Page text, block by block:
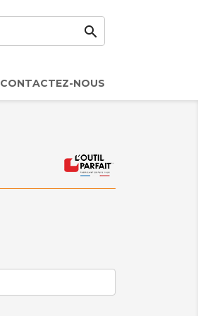

CONTACTEZ-NOUS